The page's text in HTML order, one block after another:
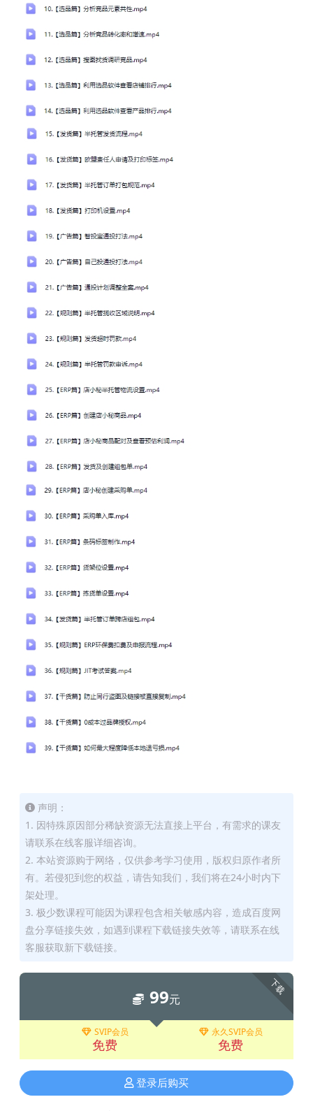
声明：
1. 因特殊原因部分稀缺资源无法直接上平台，有需求的课友
请联系在线客服详细咨询。
2. 本站资源购于网络，仅供参考学习使用，版权归原作者所
有。若侵犯到您的权益，请告知我们，我们将在24小时内下
架处理。
3. 极少数课程可能因为课程包含相关敏感内容，造成百度网
盘分享链接失效，如遇到课程下载链接失效等，请联系在线
客服获取新下载链接。
下载
99元
SVIP会员
免费
永久SVIP会员
免费
登录后购买